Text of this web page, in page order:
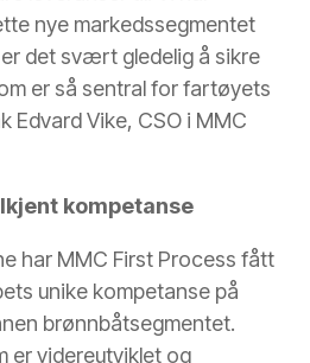
nye markedssegmentet
det svært gledelig å sikre
er så sentral for fartøyets
Edvard Vike, CSO i MMC
kompetanse
har MMC First Process fått
unike kompetanse på
brønnbåtsegmentet.
er videreutviklet og